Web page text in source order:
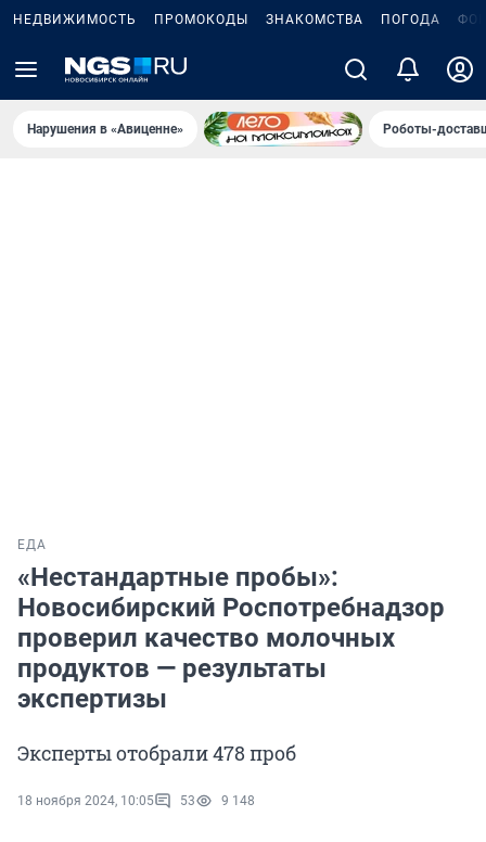
НЕДВИЖИМОСТЬ ПРОМОКОДЫ ЗНАКОМСТВА ПОГОДА
Нарушения в «Авиценне» Роботы-
ЕДА
«Нестандартные пробы»:
Новосибирский Роспотребнадзор
проверил качество молочных
продуктов — результаты
экспертизы
Эксперты отобрали 478 проб
18 ноября 2024, 10:05 53 9 148